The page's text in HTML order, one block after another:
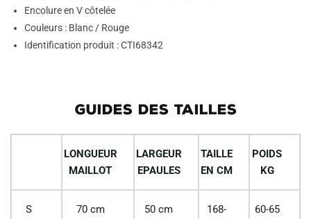
Encolure en V côtelée
Couleurs : Blanc / Rouge
Identification produit : CTI68342
GUIDES DES TAILLES
LONGUEUR
MAILLOT
LARGEUR
EPAULES
TAILLE
EN CM
POIDS
KG
S 70 cm 50 cm
168-
60-65